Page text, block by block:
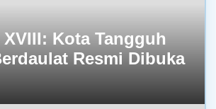
XVIII: Kota Tangguh
Resmi Dibuka